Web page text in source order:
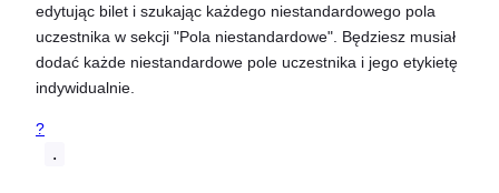
edytując bilet i szukając każdego niestandardowego pola
uczestnika w sekcji "Pola niestandardowe". Będziesz musiał
dodać każde niestandardowe pole uczestnika i jego etykietę
indywidualnie.
?
.